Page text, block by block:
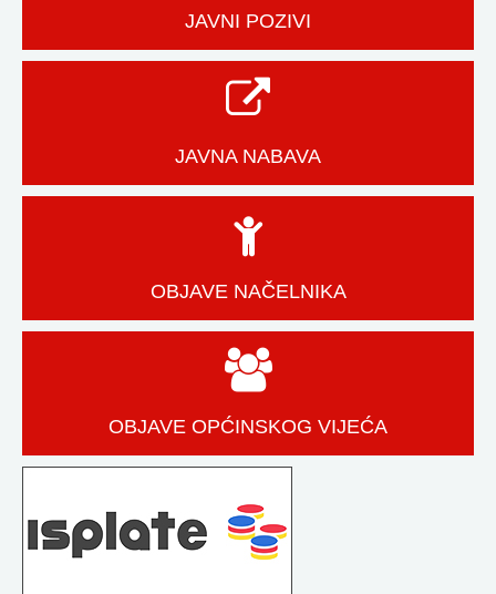
JAVNI POZIVI
JAVNA NABAVA
OBJAVE NAČELNIKA
OBJAVE OPĆINSKOG VIJEĆA